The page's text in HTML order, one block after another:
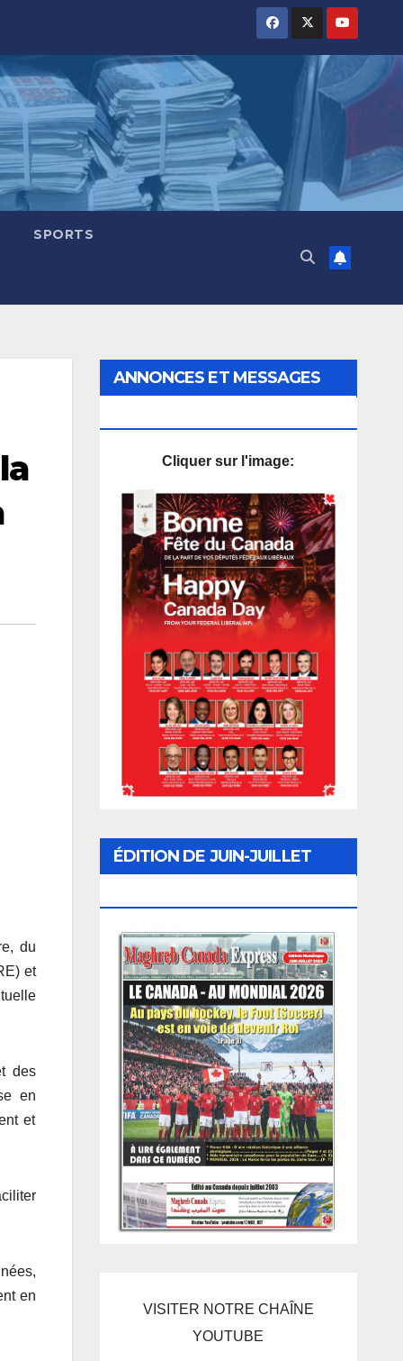
SPORTS
du
et
des
en
et
en
ANNONCES ET MESSAGES
Cliquer sur l'image:
ÉDITION DE JUIN-JUILLET
VISITER NOTRE CHAÎNE
YOUTUBE